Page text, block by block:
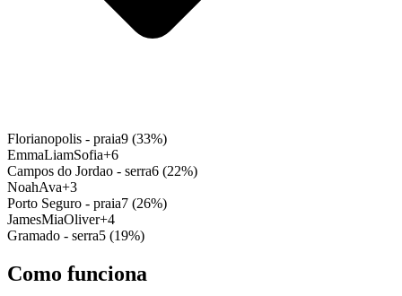
Florianopolis - praia9 (33%)
EmmaLiamSofia+6
Campos do Jordao - serra6 (22%)
NoahAva+3
Porto Seguro - praia7 (26%)
JamesMiaOliver+4
Gramado - serra5 (19%)
Como funciona